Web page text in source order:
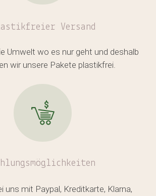
Versand
Umwelt wo es nur geht und deshalb
wir unsere Pakete plastikfrei.
uns mit Paypal, Kreditkarte, Klarna,